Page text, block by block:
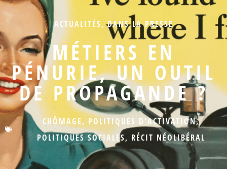
ACTUALITÉS,DANS LA PRESSE
MÉTIERS EN
PÉNURIE, UN OUTIL
DE PROPAGANDE ?
CHÔMAGE, POLITIQUES D'ACTIVATION,
POLITIQUES SOCIALES, RÉCIT NÉOLIBÉRAL